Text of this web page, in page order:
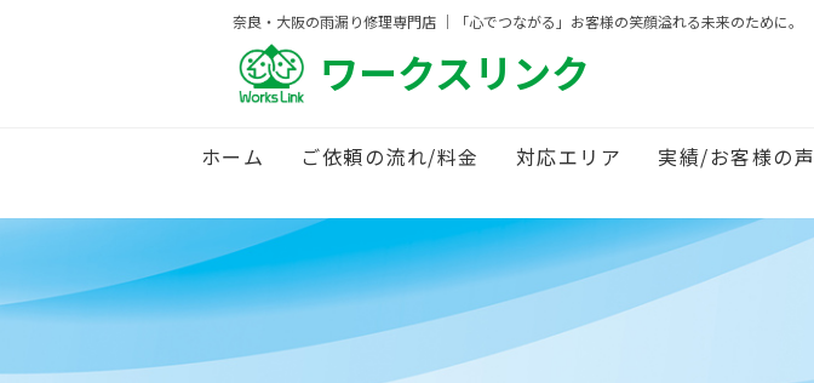
奈良・大阪の雨漏り修理専門店 ｜「心でつながる」お客様の笑顔溢れる未来のために。
ワークスリンク
ホーム ご依頼の流れ/料金 対応エリア 実績/お客様の声